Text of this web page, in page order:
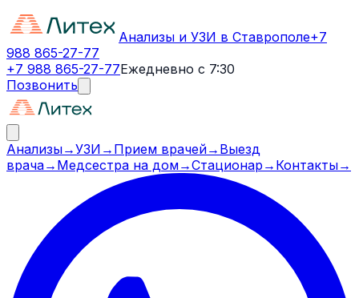
Анализы и УЗИ в Ставрополе+7
988 865-27-77
+7 988 865-27-77Ежедневно с 7:30
Позвонить
Анализы→УЗИ → Прием врачей→ Выезд
врача→ Медсестра на дом→Стационар → Контакты→